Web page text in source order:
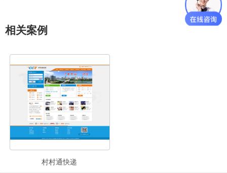
相关案例
村村通快递